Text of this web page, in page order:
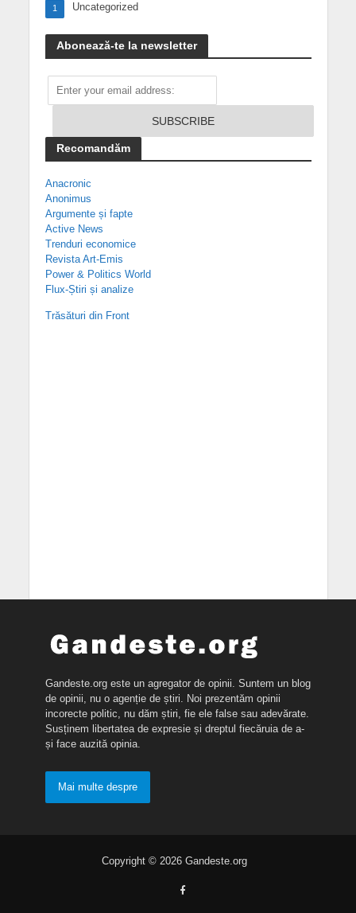
Uncategorized
1
Abonează-te la newsletter
Recomandăm
Anacronic
Anonimus
Argumente și fapte
Active News
Trenduri economice
Revista Art-Emis
Power & Politics World
Flux-Știri și analize
Trăsături din Front
Gandeste.org este un agregator de opinii. Suntem un blog
de opinii, nu o agenție de știri. Noi prezentăm opinii
incorecte politic, nu dăm știri, fie ele false sau adevărate.
Susținem libertatea de expresie și dreptul fiecăruia de a-
și face auzită opinia.
Mai multe despre
Copyright © 2026 Gandeste.org